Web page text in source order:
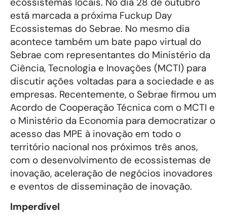
está marcada a próxima Fuckup Day
Ecossistemas do Sebrae. No mesmo dia
acontece também um bate papo virtual do
Sebrae com representantes do Ministério da
Ciência, Tecnologia e Inovações (MCTI) para
discutir ações voltadas para a sociedade e as
empresas. Recentemente, o Sebrae firmou um
Acordo de Cooperação Técnica com o MCTI e
o Ministério da Economia para democratizar o
acesso das MPE à inovação em todo o
território nacional nos próximos três anos,
com o desenvolvimento de ecossistemas de
inovação, aceleração de negócios inovadores
e eventos de disseminação de inovação.
Imperdível